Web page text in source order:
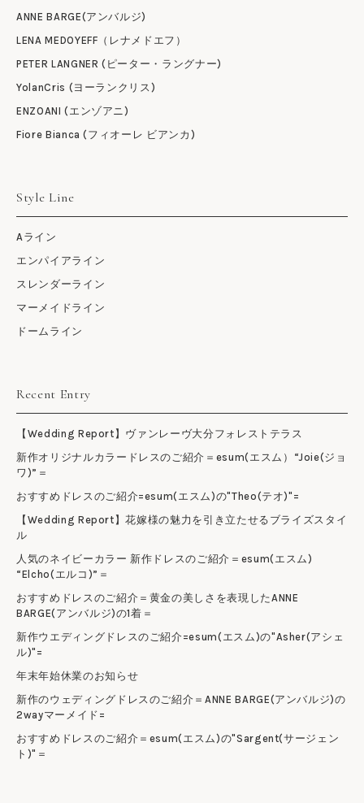
ANNE BARGE(アンバルジ)
LENA MEDOYEFF（レナメドエフ）
PETER LANGNER (ピーター・ラングナー)
YolanCris (ヨーランクリス)
ENZOANI (エンゾアニ)
Fiore Bianca (フィオーレ ビアンカ)
Style Line
Aライン
エンパイアライン
スレンダーライン
マーメイドライン
ドームライン
Recent Entry
【Wedding Report】ヴァンレーヴ大分フォレストテラス
新作オリジナルカラードレスのご紹介＝esum(エスム）“Joie(ジョ
ワ)”＝
おすすめドレスのご紹介=esum(エスム)の"Theo(テオ)"=
【Wedding Report】花嫁様の魅力を引き立たせるブライズスタイ
ル
人気のネイビーカラー 新作ドレスのご紹介＝esum(エスム)
“Elcho(エルコ)”＝
おすすめドレスのご紹介＝黄金の美しさを表現したANNE
BARGE(アンバルジ)の1着＝
新作ウエディングドレスのご紹介=esum(エスム)の"Asher(アシェ
ル)"=
年末年始休業のお知らせ
新作のウェディングドレスのご紹介＝ANNE BARGE(アンバルジ)の
2wayマーメイド=
おすすめドレスのご紹介＝esum(エスム)の"Sargent(サージェン
ト)"＝